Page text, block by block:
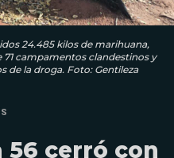
24.485 kilos de marihuana,
campamentos clandestinos y
de la droga. Foto: Gentileza
56 cerró con